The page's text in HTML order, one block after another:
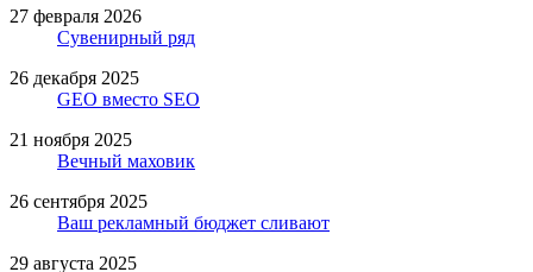
27 февраля 2026
Сувенирный ряд
26 декабря 2025
GEO вместо SEO
21 ноября 2025
Вечный маховик
26 сентября 2025
Ваш рекламный бюджет сливают
29 августа 2025